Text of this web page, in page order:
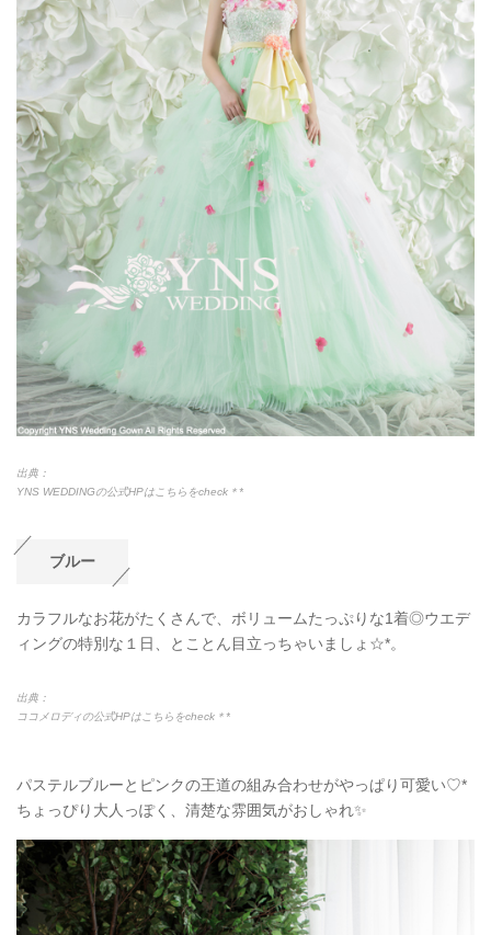
出典：
YNS WEDDINGの公式HPはこちらをcheck＊*
ブルー
カラフルなお花がたくさんで、ボリュームたっぷりな1着◎ウエデ
ィングの特別な１日、とことん目立っちゃいましょ☆*。
出典：
ココメロディの公式HPはこちらをcheck＊*
パステルブルーとピンクの王道の組み合わせがやっぱり可愛い♡*
ちょっぴり大人っぽく、清楚な雰囲気がおしゃれ✨